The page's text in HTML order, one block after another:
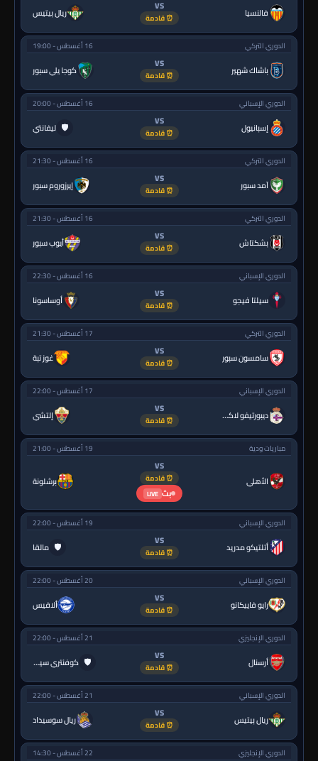
فالنسيا VS
⏰ قادمة ريال بيتيس
الدوري التركي 16 أغسطس - 19:00
باشاك شهير VS
⏰ قادمة كوجا يلي سبور
الدوري الإسباني 16 أغسطس - 20:00
إسبانيول VS
⏰ قادمة ليفانتي 🛡
الدوري التركي 16 أغسطس - 21:30
آمد سبور VS
⏰ قادمة إيرزوروم سبور
الدوري التركي 16 أغسطس - 21:30
بشكتاش VS
⏰ قادمة أيوب سبور
الدوري الإسباني 16 أغسطس - 22:30
سيلتا فيجو VS
⏰ قادمة أوساسونا
الدوري التركي 17 أغسطس - 21:30
سامسون سبور VS
⏰ قادمة غوز تبة
الدوري الإسباني 17 أغسطس - 22:00
ديبورتيفو لاكورونيا VS
⏰ قادمة إلتشي
مباريات ودية 19 أغسطس - 21:00
الأهلي
VS
⏰ قادمة
بث LIVE
برشلونة
الدوري الإسباني 19 أغسطس - 22:00
أتلتيكو مدريد VS
⏰ قادمة مالقا 🛡
الدوري الإسباني 20 أغسطس - 22:00
رايو فاييكانو VS
⏰ قادمة ألافيس
الدوري الإنجليزي 21 أغسطس - 22:00
أرسنال VS
⏰ قادمة كوفنتري سيتي 🛡
الدوري الإسباني 21 أغسطس - 22:00
ريال بيتيس VS
⏰ قادمة ريال سوسيداد
الدوري الإنجليزي 22 أغسطس - 14:30